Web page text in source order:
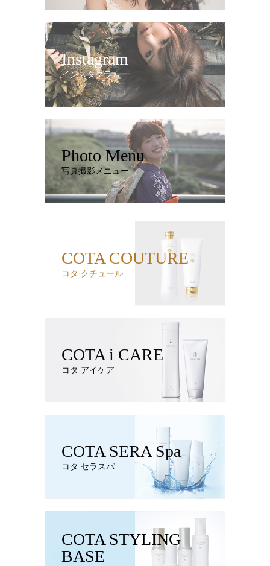
Instagram
インスタグラム
Photo Menu
写真撮影メニュー
COTA COUTURE
コタ クチュール
COTA i CARE
コタ アイケア
COTA SERA Spa
コタ セラスパ
COTA STYLING
BASE